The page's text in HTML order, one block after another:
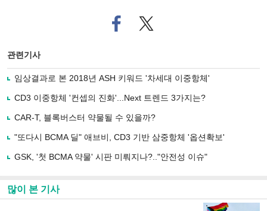
페
이
로
사
유
기
트위
터로
관련기사
임상결과로 본 2018년 ASH 키워드 '차세대 이중항체'
CD3 이중항체 '컨셉의 진화'...Next 트렌드 3가지는?
CAR-T, 블록버스터 약물될 수 있을까?
"또다시 BCMA 딜" 애브비, CD3 기반 삼중항체 '옵션확보'
GSK, '첫 BCMA 약물' 시판 미뤄지나?.."안전성 이슈"
많이 본 기사